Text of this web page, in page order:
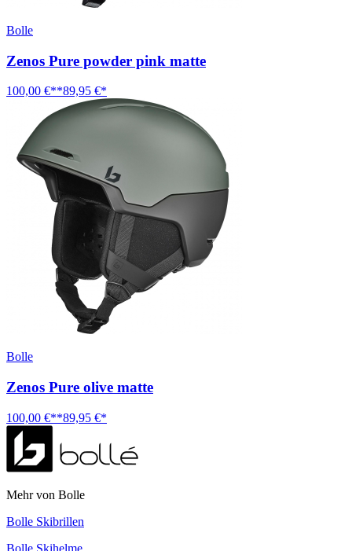
Bolle
Zenos Pure powder pink matte
100,00 €**89,95 €*
Bolle
Zenos Pure olive matte
100,00 €**89,95 €*
Mehr von Bolle
Bolle Skibrillen
Bolle Skihelme